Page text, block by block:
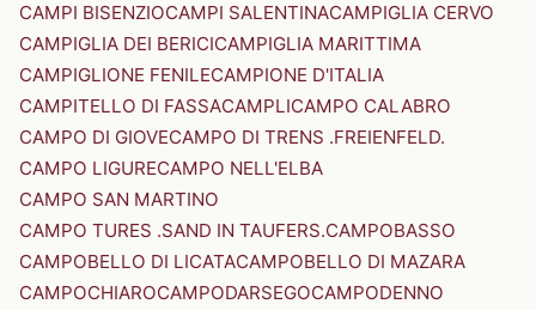
CAMPI BISENZIOCAMPI SALENTINACAMPIGLIA CERVO
CAMPIGLIA DEI BERICICAMPIGLIA MARITTIMA
CAMPIGLIONE FENILECAMPIONE D'ITALIA
CAMPITELLO DI FASSACAMPLICAMPO CALABRO
CAMPO DI GIOVECAMPO DI TRENS .FREIENFELD.
CAMPO LIGURECAMPO NELL'ELBA
CAMPO SAN MARTINO
CAMPO TURES .SAND IN TAUFERS.CAMPOBASSO
CAMPOBELLO DI LICATACAMPOBELLO DI MAZARA
CAMPOCHIAROCAMPODARSEGOCAMPODENNO